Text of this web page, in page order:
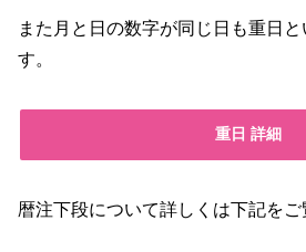
また月と日の数字が同じ日も重日
す。
重日 詳細
暦注下段について詳しくは下記をご